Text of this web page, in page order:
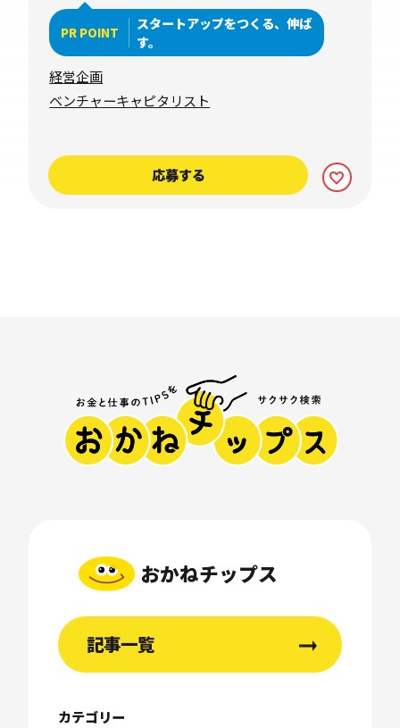
PR POINT
スタートアップをつくる、伸ば
す。
経営企画
ベンチャーキャピタリスト
応募する
おかねチップス
記事一覧
カテゴリー